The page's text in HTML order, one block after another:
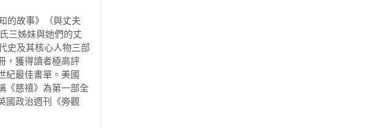
色的書籍之一。」
如此的暴風雨！沒
以置信的故事。」
的故事》（與丈夫
三姊妹與她們的丈
史及其核心人物三部
，獲得讀者極高評
紀最佳書單。美國
《慈禧》為第一部全
國政治週刊《旁觀